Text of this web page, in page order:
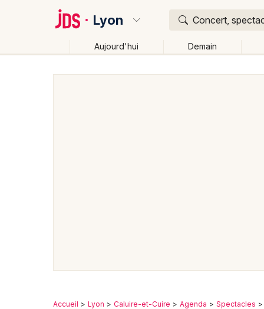
Lyon Concert,
Aujourd'hui Demain
Accueil Lyon Caluire-et-Cuire Agenda Spectacles